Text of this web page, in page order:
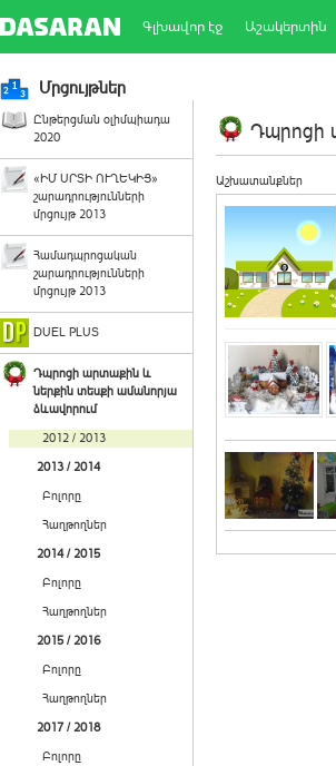
Գլխավոր էջ Աշակերտին
Մրցույթներ
Ընթերցման օլիմպիադա
2020
«ԻՄ ՍՐՏԻ ՈՒՂԵԿԻՑ»
շարադրությունների
մրցույթ 2013
Համադպրոցական
շարադրությունների
մրցույթ 2013
DUEL PLUS
Դպրոցի արտաքին և
ներքին տեսքի ամանորյա
ձևավորում
2012 / 2013
2013 / 2014
Բոլորը
Հաղթողներ
2014 / 2015
Բոլորը
Հաղթողներ
2015 / 2016
Բոլորը
Հաղթողներ
2017 / 2018
Բոլորը
Դպրոցի
Աշխատանքներ